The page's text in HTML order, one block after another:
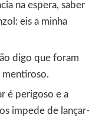
na espera, saber
eis a minha
digo que foram
mentiroso.
é perigoso e a
impede de lançar-